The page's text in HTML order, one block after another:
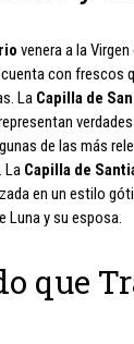
venera a la
con frescos
La Capilla de
de las más
La Capilla de
en un estilo
Luna y su esposa.
que